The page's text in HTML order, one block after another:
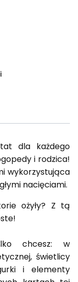
dla każdego
i rodzica!
wykorzystująca
nacięciami.
ożyły? Z tą
chcesz: w
świetlicy
i elementy